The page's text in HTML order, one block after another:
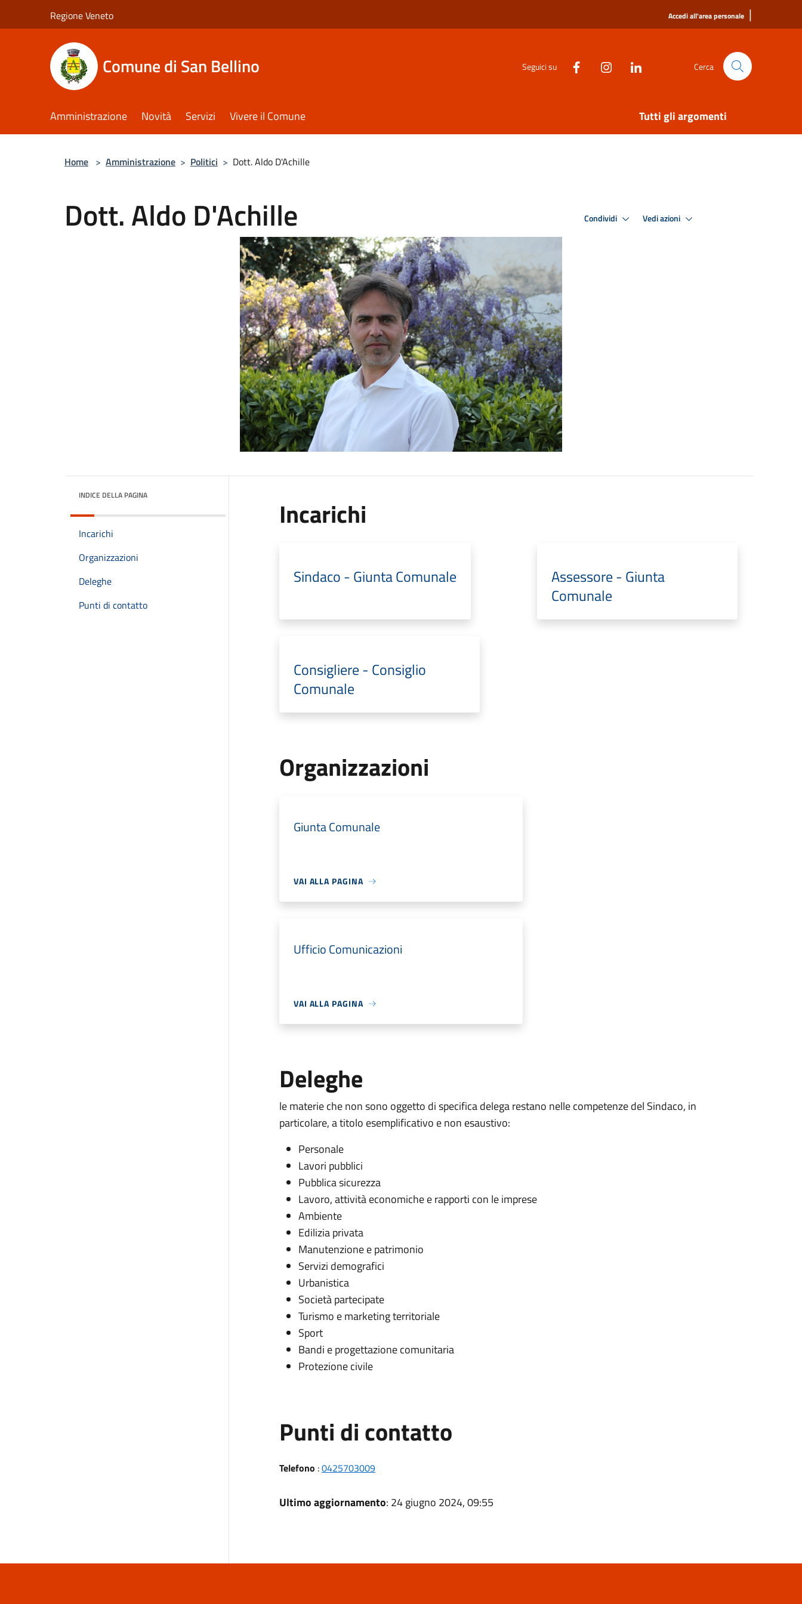
Regione Veneto Accedi all'area personale |
Comune di San Bellino Seguici su Cerca
Amministrazione Novità Servizi Vivere il Comune Tutti gli argomenti
Home > Amministrazione > Politici > Dott. Aldo D'Achille
Dott. Aldo D'Achille Condividi Vedi azioni
INDICE DELLA PAGINA
Incarichi
Organizzazioni
Deleghe
Punti di contatto
Incarichi
Sindaco - Giunta Comunale
Assessore - Giunta
Comunale
Consigliere - Consiglio
Comunale
Organizzazioni
Giunta Comunale
VAI ALLA PAGINA
Ufficio Comunicazioni
VAI ALLA PAGINA
Deleghe
le materie che non sono oggetto di specifica delega restano nelle competenze del Sindaco, in
particolare, a titolo esemplificativo e non esaustivo:
Personale
Lavori pubblici
Pubblica sicurezza
Lavoro, attività economiche e rapporti con le imprese
Ambiente
Edilizia privata
Manutenzione e patrimonio
Servizi demografici
Urbanistica
Società partecipate
Turismo e marketing territoriale
Sport
Bandi e progettazione comunitaria
Protezione civile
Punti di contatto
Telefono :0425703009
Ultimo aggiornamento: 24 giugno 2024, 09:55